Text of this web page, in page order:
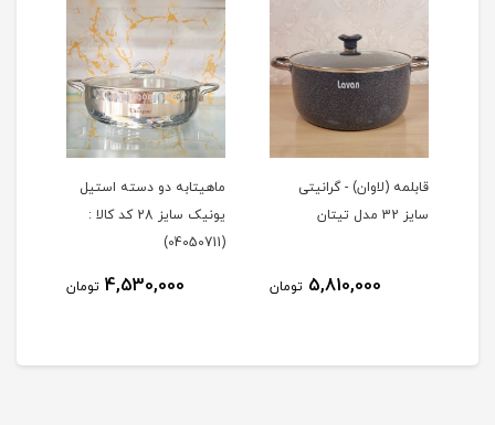
قابلمه (لاوان) - گرانیتی
سایز 32 مدل تیتان
5,810,000 تومان
ماهیتابه دو دسته استیل
یونیک سایز 28 کد کالا :
(04050711)
4,530,000 تومان